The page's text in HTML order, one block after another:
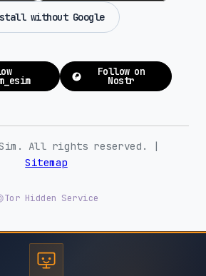
without Google
Follow on
Nostr
All rights reserved. |
Sitemap
Tor Hidden Service